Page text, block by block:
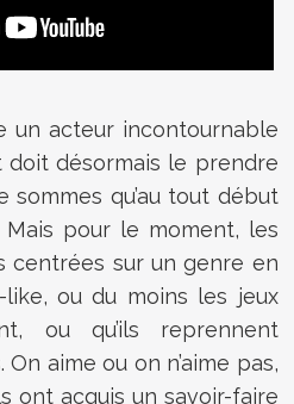
un acteur incontournable
doit désormais le prendre
qu’au tout début
pour le moment, les
centrées sur un genre en
ou du moins les jeux
ou qu’ils reprennent
aime ou on n’aime pas,
ont acquis un savoir-faire